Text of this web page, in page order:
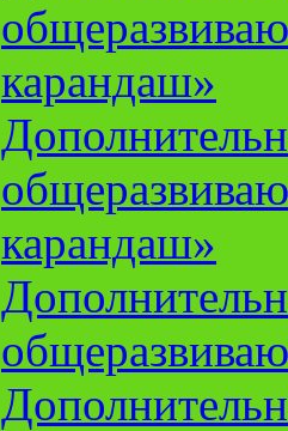
карандаш»
карандаш»